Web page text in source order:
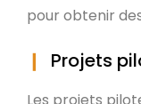
pour obtenir
Projets
Les projets